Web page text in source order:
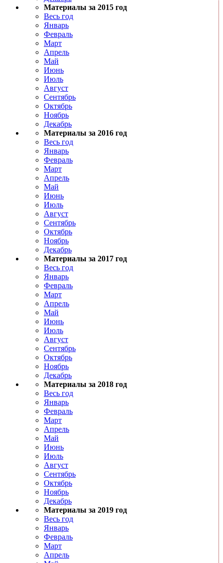
Материалы за 2015 год
Весь год
Январь
Февраль
Март
Апрель
Май
Июнь
Июль
Август
Сентябрь
Октябрь
Ноябрь
Декабрь
Материалы за 2016 год
Весь год
Январь
Февраль
Март
Апрель
Май
Июнь
Июль
Август
Сентябрь
Октябрь
Ноябрь
Декабрь
Материалы за 2017 год
Весь год
Январь
Февраль
Март
Апрель
Май
Июнь
Июль
Август
Сентябрь
Октябрь
Ноябрь
Декабрь
Материалы за 2018 год
Весь год
Январь
Февраль
Март
Апрель
Май
Июнь
Июль
Август
Сентябрь
Октябрь
Ноябрь
Декабрь
Материалы за 2019 год
Весь год
Январь
Февраль
Март
Апрель